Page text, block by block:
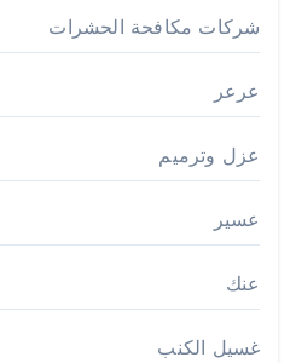
شركات مكافحة الحشرات
عرعر
عزل وترميم
عسير
عنك
غسيل الكنب